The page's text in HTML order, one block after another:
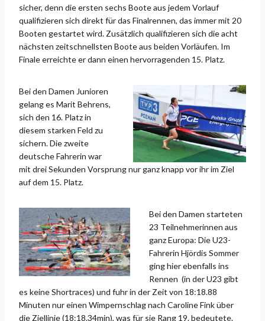
sicher, denn die ersten sechs Boote aus jedem Vorlauf
qualifizieren sich direkt für das Finalrennen, das immer mit 20
Booten gestartet wird. Zusätzlich qualifizieren sich die acht
nächsten zeitschnellsten Boote aus beiden Vorläufen. Im
Finale erreichte er dann einen hervorragenden 15. Platz.
Bei den Damen Junioren
gelang es Marit Behrens,
sich den 16. Platz in
diesem starken Feld zu
sichern. Die zweite
deutsche Fahrerin war
mit drei Sekunden Vorsprung nur ganz knapp vor ihr im Ziel
auf dem 15. Platz.
Bei den Damen starteten
23 Teilnehmerinnen aus
ganz Europa: Die U23-
Fahrerin Hjördis Sommer
ging hier ebenfalls ins
Rennen (in der U23 gibt
es keine Shortraces) und fuhr in der Zeit von 18:18.88
Minuten nur einen Wimpernschlag nach Caroline Fink über
die Ziellinie (18:18.34min), was für sie Rang 19. bedeutete.